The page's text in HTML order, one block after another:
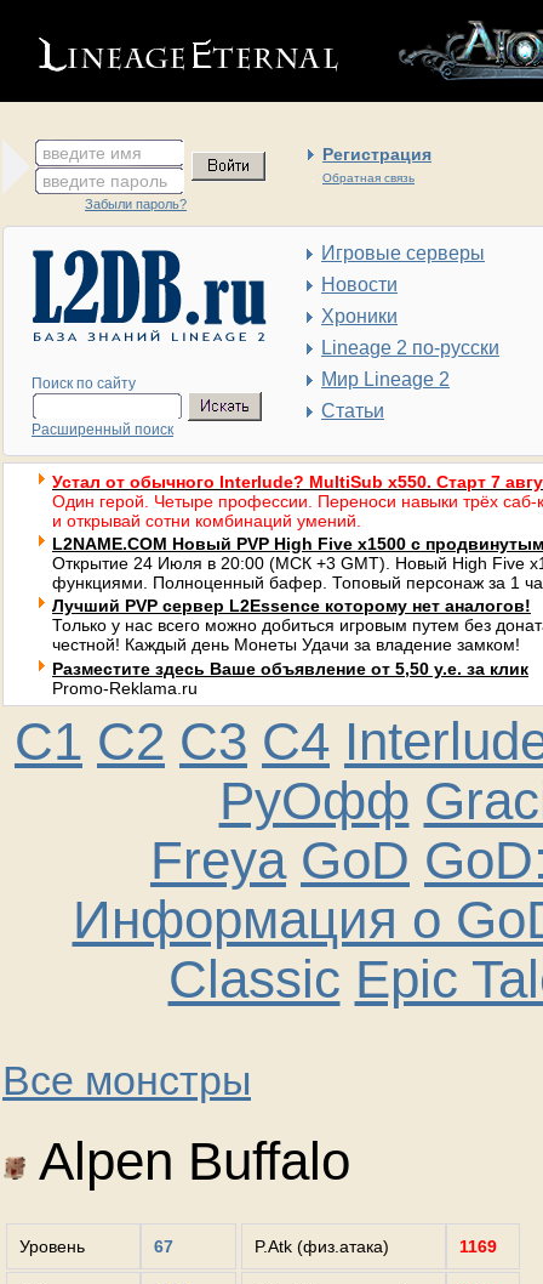
введите имя Регистрация
Обратная связь
введите пароль
Забыли пароль?
Поиск по сайту
Расширенный поиск
Игровые серверы
Новости
Хроники
Lineage 2 по-русски
Мир Lineage 2
Статьи
Устал от обычного Interlude? MultiSub x550. Старт 7
Один герой. Четыре профессии. Переноси навыки трёх саб-
и открывай сотни комбинаций умений.
L2NAME.COM Новый PVP High Five x1500 с
Открытие 24 Июля в 20:00 (МСК +3 GMT). Новый High Five
функциями. Полноценный бафер. Топовый персонаж за 1
Лучший PVP сервер L2Essence которому нет аналогов!
Только у нас всего можно добиться игровым путем без
честной! Каждый день Монеты Удачи за владение замком!
Разместите здесь Ваше объявление от 5,50 у.е. за клик
Promo-Reklama.ru
C1 C2 C3 C4
РуОфф
Freya GoD
Информация о
Classic Epic
Все монстры
Alpen Buffalo
Уровень 67 P.Atk (физ.атака) 1169